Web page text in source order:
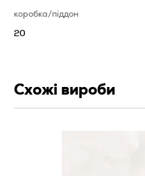
коробка/піддон
20
Схожі вироби